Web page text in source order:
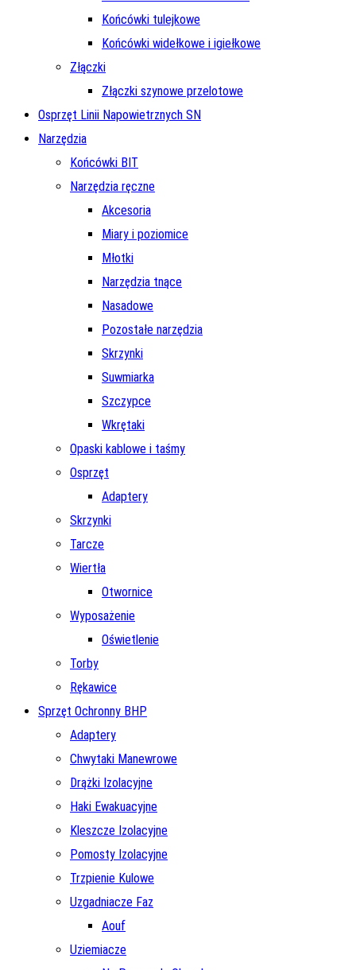
Końcówki tulejkowe
Końcówki widełkowe i igiełkowe
Złączki
Złączki szynowe przelotowe
Osprzęt Linii Napowietrznych SN
Narzędzia
Końcówki BIT
Narzędzia ręczne
Akcesoria
Miary i poziomice
Młotki
Narzędzia tnące
Nasadowe
Pozostałe narzędzia
Skrzynki
Suwmiarka
Szczypce
Wkrętaki
Opaski kablowe i taśmy
Osprzęt
Adaptery
Skrzynki
Tarcze
Wiertła
Otwornice
Wyposażenie
Oświetlenie
Torby
Rękawice
Sprzęt Ochronny BHP
Adaptery
Chwytaki Manewrowe
Drążki Izolacyjne
Haki Ewakuacyjne
Kleszcze Izolacyjne
Pomosty Izolacyjne
Trzpienie Kulowe
Uzgadniacze Faz
Aouf
Uziemiacze